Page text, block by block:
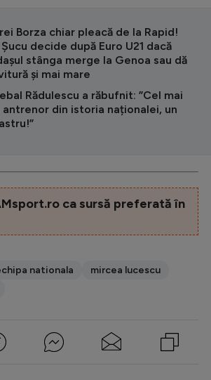
Borza chiar pleacă de la Rapid!
Șucu decide după Euro U21 dacă
stânga merge la Genoa sau dă
și mai mare
Rădulescu a răbufnit: ”Cel mai
antrenor din istoria naționalei, un
ca sursă preferată în
nationala
mircea lucescu